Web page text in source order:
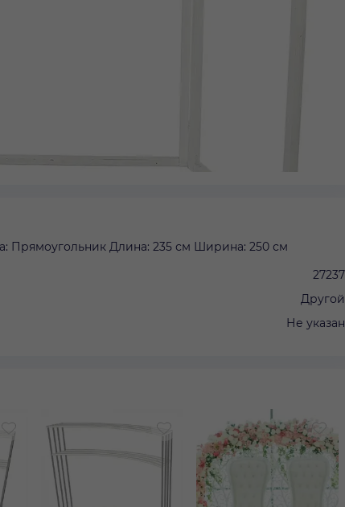
Прямоугольник Длина: 235 см Ширина: 250 см
27237
Другой
Не указан